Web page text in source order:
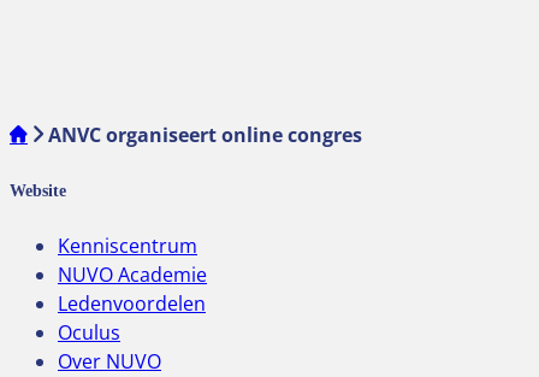
ANVC organiseert online congres
Website
Kenniscentrum
NUVO Academie
Ledenvoordelen
Oculus
Over NUVO